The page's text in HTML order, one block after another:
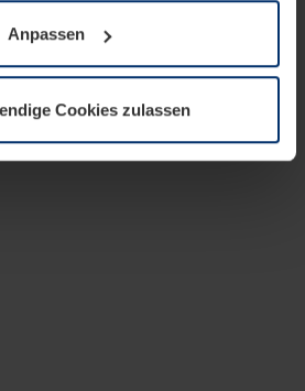
dieser Seite unbedingt
anderen Cookie-Typen benötigen
Einwilligung können Sie jederzeit
unserer Website ändern oder
Anpassen
Cookies zulassen